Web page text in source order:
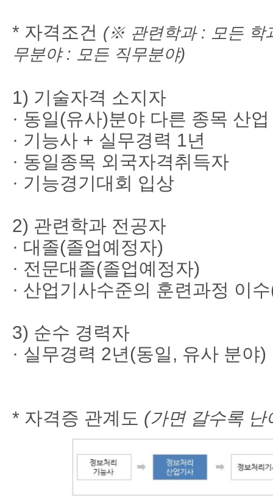
* 자격조건 (※ 관련학과 : 모든
무분야 : 모든 직무분야)
1) 기술자격 소지자
· 동일(유사)분야 다른 종목 산
· 기능사 + 실무경력 1년
· 동일종목 외국자격취득자
· 기능경기대회 입상
2) 관련학과 전공자
· 대졸(졸업예정자)
· 전문대졸(졸업예정자)
· 산업기사수준의 훈련과정 이수
3) 순수 경력자
· 실무경력 2년 (동일, 유사 분야)
* 자격증 관계도 (가면 갈수록 난